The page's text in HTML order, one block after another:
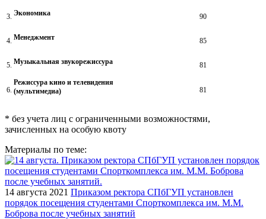
3. Экономика 90
4. Менеджмент 85
5. Музыкальная звукорежиссура 81
6.
Режиссура кино и телевидения
(мультимедиа)
81
* без учета лиц с ограниченными возможностями,
зачисленных на особую квоту
Материалы по теме:
14 августа 2021 Приказом ректора СПбГУП установлен
порядок посещения студентами Спорткомплекса им. М.М.
Боброва после учебных занятий